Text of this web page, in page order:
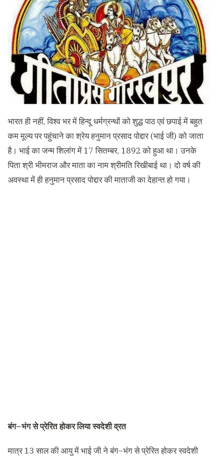
भारत ही नहीं,विश्व भर में हिन्दू धर्मग्रन्थों को शुद्ध पाठ एवं छपाई में बहुत
कम मूल्य पर पहुंचाने का श्रेय हनुमान प्रसाद पोद्दार(भाई जी)को जाता
है। भाई का जन्म शिलांग में 17सितम्बर, 1892को हुआ था। उनके
पिता श्री भीमराज और माता का नाम श्रीमति रिखीबाई था। दो वर्ष की
अवस्था में ही हनुमान प्रसाद पोद्दार की माताजी का देहान्त हो गया।
बंग–भंगसेप्रेरितहोकरलियास्वदेशीव्रत
मात्र13साल की आयु में भाई जी ने बंग–भंग से प्रेरित होकर स्वदेशी